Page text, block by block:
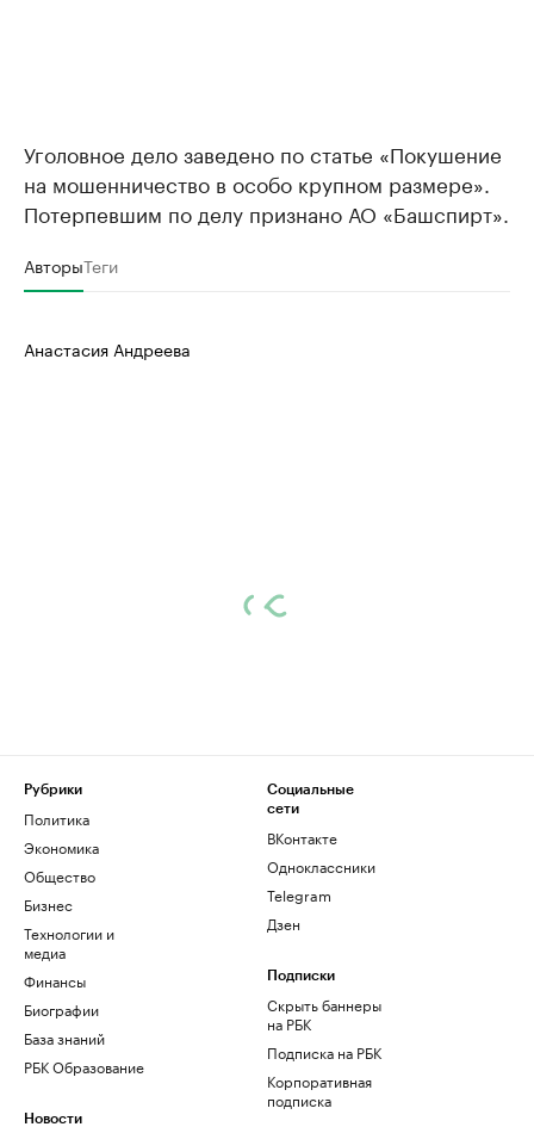
Уголовное дело заведено по статье «Покушение
на мошенничество в особо крупном размере».
Потерпевшим по делу признано АО «Башспирт».
АвторыТеги
Анастасия Андреева
Рубрики
Политика
Экономика
Общество
Бизнес
Технологии и
медиа
Финансы
Биографии
База знаний
РБК Образование
Новости
Социальные
сети
ВКонтакте
Одноклассники
Telegram
Дзен
Подписки
Скрыть баннеры
на РБК
Подписка на РБК
Корпоративная
подписка